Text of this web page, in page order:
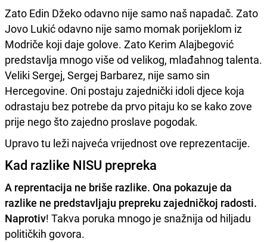
Zato Edin Džeko odavno nije samo naš napadač. Zato
Jovo Lukić odavno nije samo momak porijeklom iz
Modriče koji daje golove. Zato Kerim Alajbegović
predstavlja mnogo više od velikog, mlađahnog talenta.
Veliki Sergej, Sergej Barbarez, nije samo sin
Hercegovine. Oni postaju zajednički idoli djece koja
odrastaju bez potrebe da prvo pitaju ko se kako zove
prije nego što zajedno proslave pogodak.
Upravo tu leži najveća vrijednost ove reprezentacije.
Kad razlike NISU prepreka
A reprentacija ne briše razlike. Ona pokazuje da
razlike ne predstavljaju prepreku zajedničkoj radosti.
Naprotiv! Takva poruka mnogo je snažnija od hiljadu
političkih govora.